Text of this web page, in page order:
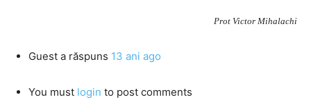
Prot Victor Mihalachi
Guest a răspuns 13 ani ago
You must login to post comments